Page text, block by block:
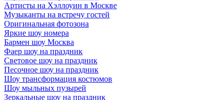
Артисты на Хэллоуин в Москве
Музыканты на встречу гостей
Оригинальная фотозона
Яркие шоу номера
Бармен шоу Москва
Фаер шоу на праздник
Световое шоу на праздник
Песочное шоу на праздник
Шоу трансформация костюмов
Шоу мыльных пузырей
Зеркальные шоу на праздник